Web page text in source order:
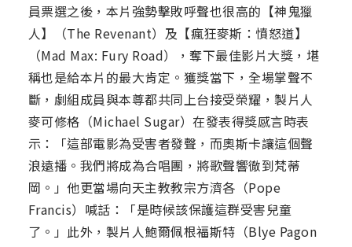
員票選之後，本片強勢擊敗呼聲也很高的【神鬼獵
人】（The Revenant）及【瘋狂麥斯：憤怒道】
（Mad Max: Fury Road），奪下最佳影片大獎，堪
稱也是給本片的最大肯定。獲獎當下，全場掌聲不
斷，劇組成員與本尊都共同上台接受榮耀，製片人
麥可修格（Michael Sugar）在發表得獎感言時表
示：「這部電影為受害者發聲，而奧斯卡讓這個聲
浪遠播。我們將成為合唱團，將歌聲響徹到梵蒂
岡。」他更當場向天主教教宗方濟各（Pope
Francis）喊話：「是時候該保護這群受害兒童
了。」此外，製片人鮑爾佩根福斯特（Blye Pagon